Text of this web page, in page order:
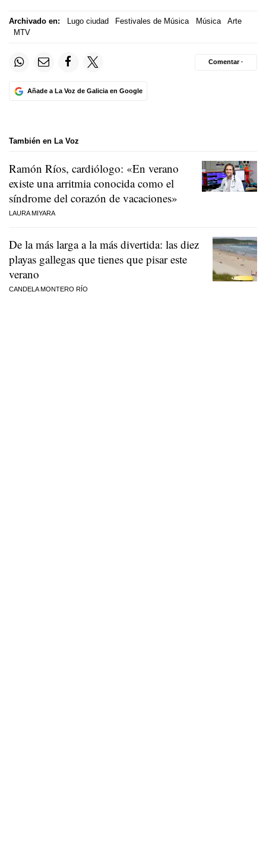
Archivado en: Lugo ciudad Festivales de Música Música
Arte
MTV
Añade a La Voz de Galicia en Google
Comentar ·
También en La Voz
Ramón Ríos, cardiólogo: «En verano
existe una arritmia conocida como el
síndrome del corazón de vacaciones»
LAURA MIYARA
De la más larga a la más divertida: las diez
playas gallegas que tienes que pisar este
verano
CANDELA MONTERO RÍO